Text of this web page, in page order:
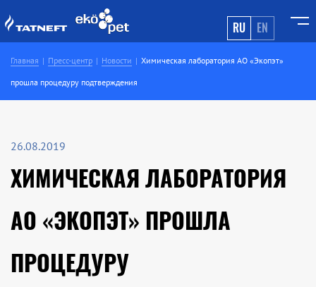
RU EN
Главная Пресс-центр Новости Химическая лаборатория АО «Экопэт»
прошла процедуру подтверждения
26.08.2019
ХИМИЧЕСКАЯ ЛАБОРАТОРИЯ
АО «ЭКОПЭТ» ПРОШЛА
ПРОЦЕДУРУ